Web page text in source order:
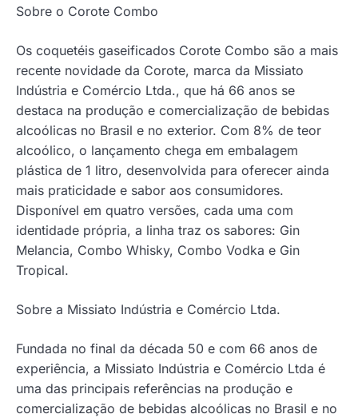
Sobre o Corote Combo
Os coquetéis gaseificados Corote Combo são a mais
recente novidade da Corote, marca da Missiato
Indústria e Comércio Ltda., que há 66 anos se
destaca na produção e comercialização de bebidas
alcoólicas no Brasil e no exterior. Com 8% de teor
alcoólico, o lançamento chega em embalagem
plástica de 1 litro, desenvolvida para oferecer ainda
mais praticidade e sabor aos consumidores.
Disponível em quatro versões, cada uma com
identidade própria, a linha traz os sabores: Gin
Melancia, Combo Whisky, Combo Vodka e Gin
Tropical.
Sobre a Missiato Indústria e Comércio Ltda.
Fundada no final da década 50 e com 66 anos de
experiência, a Missiato Indústria e Comércio Ltda é
uma das principais referências na produção e
comercialização de bebidas alcoólicas no Brasil e no